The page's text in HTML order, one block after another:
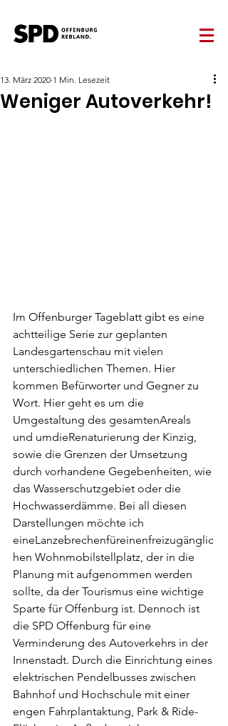
Weniger Autoverkehr!
13. März 2020 1 Min. Lesezeit
Im Offenburger Tageblatt gibt es eine
achtteilige Serie zur geplanten
Landesgartenschau mit vielen
unterschiedlichen Themen. Hier
kommen Befürworter und Gegner zu
Wort. Hier geht es um die
Umgestaltung des gesamtenAreals
und umdieRenaturierung der Kinzig,
sowie die Grenzen der Umsetzung
durch vorhandene Gegebenheiten, wie
das Wasserschutzgebiet oder die
Hochwasserdämme. Bei all diesen
Darstellungen möchte ich
eineLanzebrechenfüreinenfreizugänglic
hen Wohnmobilstellplatz, der in die
Planung mit aufgenommen werden
sollte, da der Tourismus eine wichtige
Sparte für Offenburg ist. Dennoch ist
die SPD Offenburg für eine
Verminderung des Autoverkehrs in der
Innenstadt. Durch die Einrichtung eines
elektrischen Pendelbusses zwischen
Bahnhof und Hochschule mit einer
engen Fahrplantaktung, Park & Ride-